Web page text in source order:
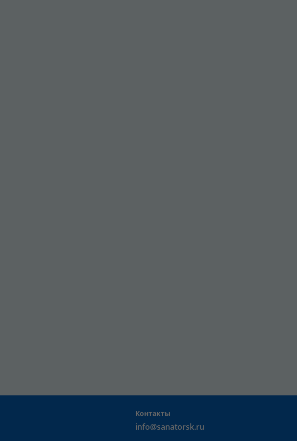
Контакты
info@sanatorsk.ru